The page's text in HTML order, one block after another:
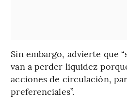
Sin embargo, advierte que
van a perder liquidez
acciones de circulación,
preferenciales”.